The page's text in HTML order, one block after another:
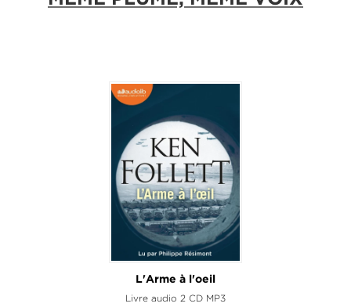
L'Arme à l'oeil
Livre audio 2 CD MP3